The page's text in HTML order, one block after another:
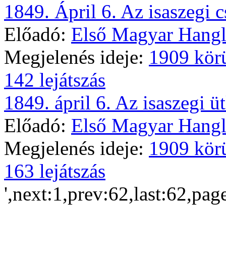
1849. Ápril 6. Az isaszegi
Előadó: Első Magyar
Megjelenés ideje: 1909
142 lejátszás
1849. ápril 6. Az isaszegi
Előadó: Első Magyar
Megjelenés ideje: 1909
163 lejátszás